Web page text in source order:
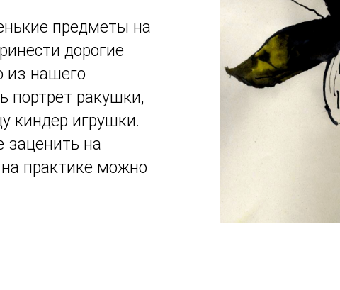
предметы на
дорогие
из нашего
портрет ракушки,
киндер игрушки.
заценить на
на практике можно